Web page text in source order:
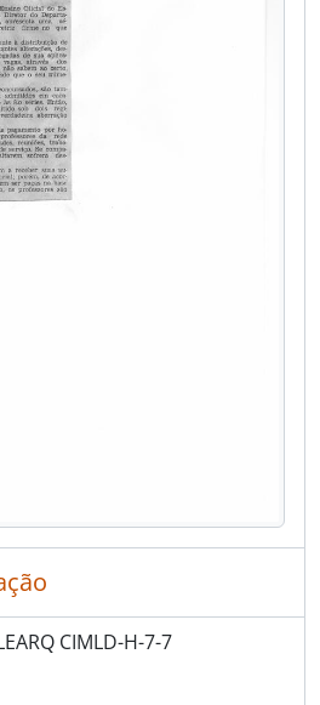
CIMLD-H-7-7